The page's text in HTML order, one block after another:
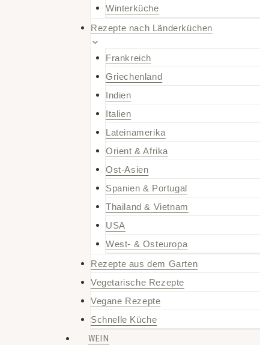
Winterküche
Rezepte nach Länderküchen
Frankreich
Griechenland
Indien
Italien
Lateinamerika
Orient & Afrika
Ost-Asien
Spanien & Portugal
Thailand & Vietnam
USA
West- & Osteuropa
Rezepte aus dem Garten
Vegetarische Rezepte
Vegane Rezepte
Schnelle Küche
WEIN